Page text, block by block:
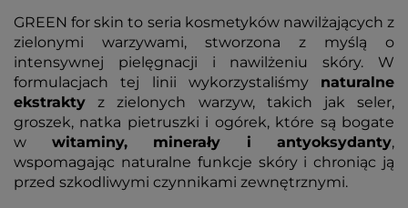
GREEN for skin to seria kosmetyków nawilżających z
zielonymi warzywami, stworzona z myślą o
intensywnej pielęgnacji i nawilżeniu skóry. W
formulacjach tej linii wykorzystaliśmy naturalne
ekstrakty z zielonych warzyw, takich jak seler,
groszek, natka pietruszki i ogórek, które są bogate
w witaminy, minerały i antyoksydanty,
wspomagając naturalne funkcje skóry i chroniąc ją
przed szkodliwymi czynnikami zewnętrznymi.